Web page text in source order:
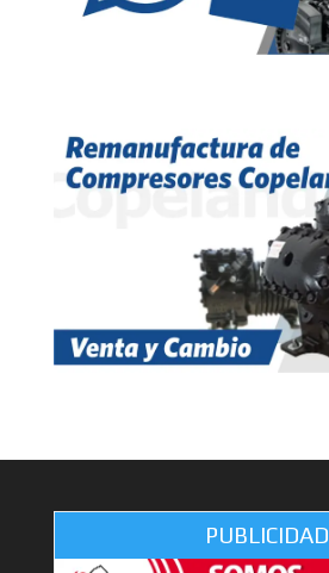
PUBLICIDAD